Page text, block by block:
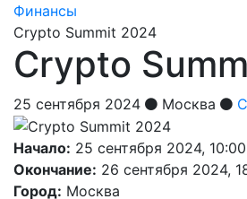
Финансы
Crypto Summit 2024
Crypto
25 сентября 2024 Москва
Начало: 25 сентября 2024, 10:00
Окончание: 26 сентября 2024,
Город: Москва